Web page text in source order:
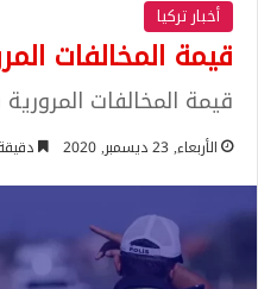
أخبار تركيا
قيمة المخالفات
قيمة المخالفات المرورية
الأربعاء, 23 ديسمبر, 2020